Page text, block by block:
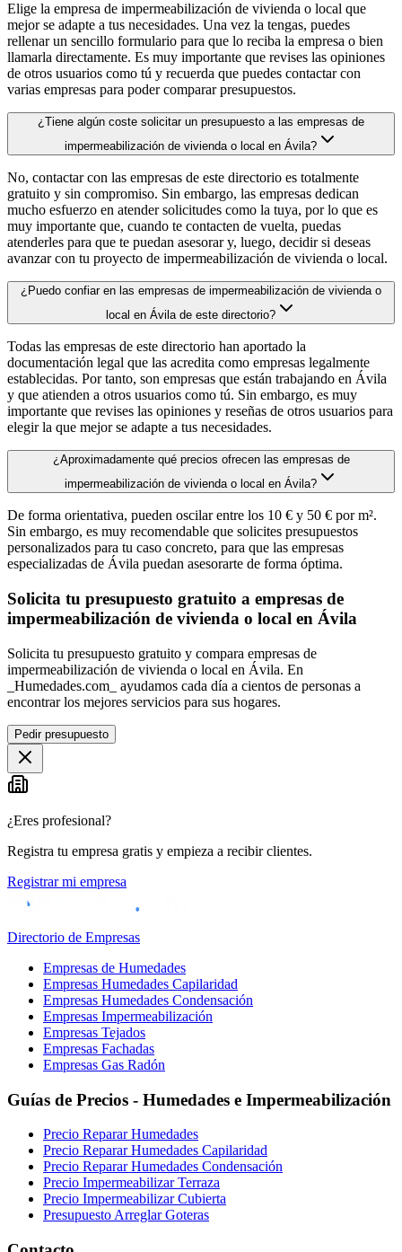
Elige la empresa de impermeabilización de vivienda o local que
mejor se adapte a tus necesidades. Una vez la tengas, puedes
rellenar un sencillo formulario para que lo reciba la empresa o bien
llamarla directamente. Es muy importante que revises las opiniones
de otros usuarios como tú y recuerda que puedes contactar con
varias empresas para poder comparar presupuestos.
¿Tiene algún coste solicitar un presupuesto a las empresas de
impermeabilización de vivienda o local en Ávila?
No, contactar con las empresas de este directorio es totalmente
gratuito y sin compromiso. Sin embargo, las empresas dedican
mucho esfuerzo en atender solicitudes como la tuya, por lo que es
muy importante que, cuando te contacten de vuelta, puedas
atenderles para que te puedan asesorar y, luego, decidir si deseas
avanzar con tu proyecto de impermeabilización de vivienda o local.
¿Puedo confiar en las empresas de impermeabilización de vivienda o
local en Ávila de este directorio?
Todas las empresas de este directorio han aportado la
documentación legal que las acredita como empresas legalmente
establecidas. Por tanto, son empresas que están trabajando en Ávila
y que atienden a otros usuarios como tú. Sin embargo, es muy
importante que revises las opiniones y reseñas de otros usuarios para
elegir la que mejor se adapte a tus necesidades.
¿Aproximadamente qué precios ofrecen las empresas de
impermeabilización de vivienda o local en Ávila?
De forma orientativa, pueden oscilar entre los 10 € y 50 € por m².
Sin embargo, es muy recomendable que solicites presupuestos
personalizados para tu caso concreto, para que las empresas
especializadas de Ávila puedan asesorarte de forma óptima.
Solicita tu presupuesto gratuito a empresas de
impermeabilización de vivienda o local en Ávila
Solicita tu presupuesto gratuito y compara empresas de
impermeabilización de vivienda o local en Ávila. En
_Humedades.com_ ayudamos cada día a cientos de personas a
encontrar los mejores servicios para sus hogares.
Pedir presupuesto
¿Eres profesional?
Registra tu empresa gratis y empieza a recibir clientes.
Registrar mi empresa
Directorio de Empresas
Empresas de Humedades
Empresas Humedades Capilaridad
Empresas Humedades Condensación
Empresas Impermeabilización
Empresas Tejados
Empresas Fachadas
Empresas Gas Radón
Guías de Precios - Humedades e Impermeabilización
Precio Reparar Humedades
Precio Reparar Humedades Capilaridad
Precio Reparar Humedades Condensación
Precio Impermeabilizar Terraza
Precio Impermeabilizar Cubierta
Presupuesto Arreglar Goteras